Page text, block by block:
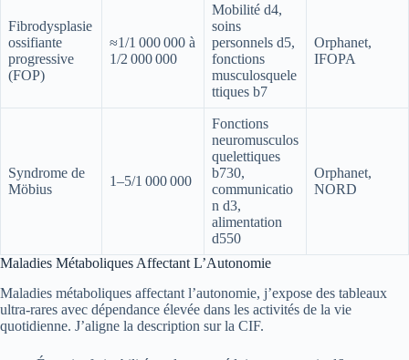
Fibrodysplasie
ossifiante
progressive
(FOP)
≈1/1 000 000 à
1/2 000 000
Mobilité d4,
soins
personnels d5,
fonctions
musculosquele
ttiques b7
Orphanet,
IFOPA
Syndrome de
Möbius
1–5/1 000 000
Fonctions
neuromusculos
quelettiques
b730,
communicatio
n d3,
alimentation
d550
Orphanet,
NORD
Maladies Métaboliques Affectant L’Autonomie
Maladies métaboliques affectant l’autonomie, j’expose des tableaux
ultra-rares avec dépendance élevée dans les activités de la vie
quotidienne. J’aligne la description sur la CIF.